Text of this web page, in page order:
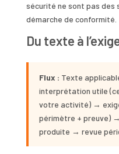
sécurité ne sont pas des
démarche de conformité.
Du texte à
Flux : Texte
interprétation utile
votre activité) →
périmètre + preuve)
produite → revue